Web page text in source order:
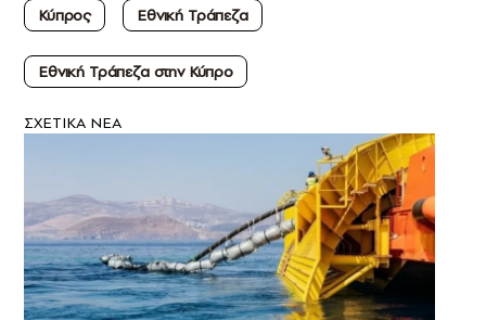
Κύπρος
Εθνική Τράπεζα
Εθνική Τράπεζα στην Κύπρο
ΣXETIKA NEA